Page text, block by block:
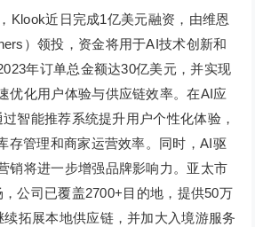
Klook近日完成1亿美元融资，由维恩
）领投，资金将用于AI技术创新和
年订单总金额达30亿美元，并实现
优化用户体验与供应链效率。在AI应
智能推荐系统提升用户个性化体验，
存管理和商家运营效率。同时，AI驱
销将进一步增强品牌影响力。亚太市
公司已覆盖2700+目的地，提供50万
拓展本地供应链，并加大入境游服务